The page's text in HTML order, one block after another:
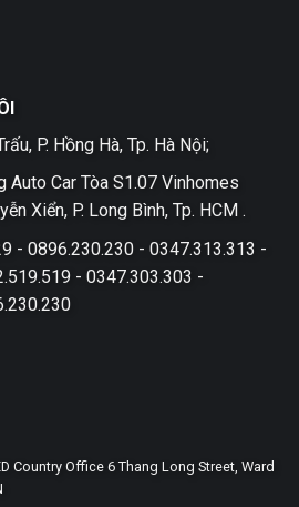
P. Hồng Hà, Tp. Hà Nội;
Auto Car Tòa S1.07 Vinhomes
Xiển, P. Long Bình, Tp. HCM .
- 0896.230.230 - 0347.313.313 -
- 0347.303.303 -
Country Office 6 Thang Long Street, Ward